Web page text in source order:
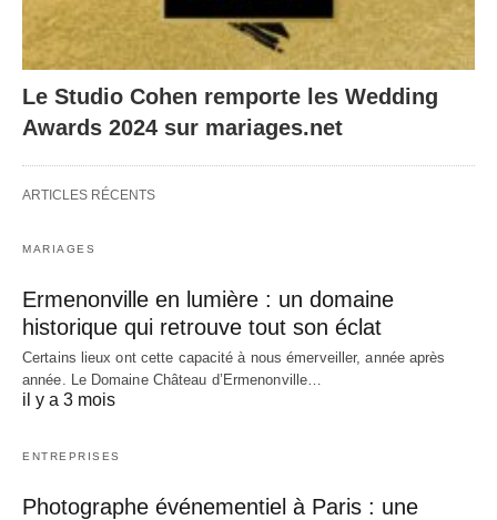
Le Studio Cohen remporte les Wedding
Awards 2024 sur mariages.net
ARTICLES RÉCENTS
MARIAGES
Ermenonville en lumière : un domaine
historique qui retrouve tout son éclat
Certains lieux ont cette capacité à nous émerveiller, année après
année. Le Domaine Château d’Ermenonville…
il y a 3 mois
ENTREPRISES
Photographe événementiel à Paris : une